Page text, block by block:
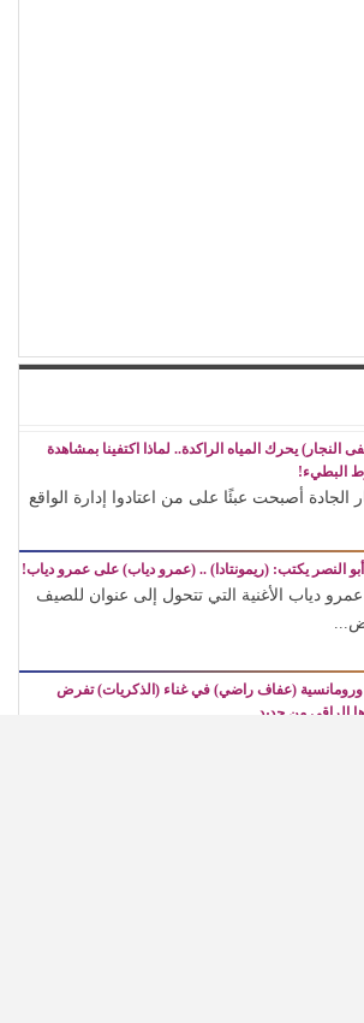
النجار) يحرك المياه الراكدة.. لماذا اكتفينا بمشاهدة
البطيء!
الجادة أصبحت عبئًا على من اعتادوا إدارة الواقع
النصر يكتب: (ريمونتادا) .. (عمرو دياب) على عمرو دياب!
دياب الأغنية التي تتحول إلى عنوان للصيف
ورومانسية (عفاف راضي) في غناء (الذكريات) تفرض
الراقي من جديد